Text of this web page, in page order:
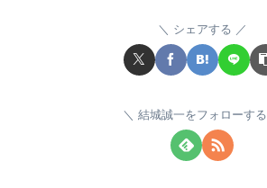
シェアする
結城誠一をフォローする